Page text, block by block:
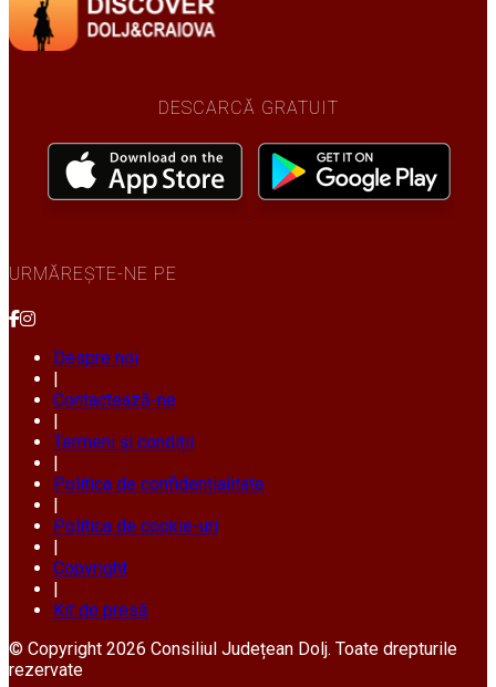
DESCARCĂ GRATUIT
URMĂREȘTE-NE PE
Despre noi
|
Contactează-ne
|
Termeni și condiții
|
Politica de confidențialitate
|
Politica de cookie-uri
|
Copyright
|
Kit de presă
© Copyright 2026 Consiliul Județean Dolj. Toate drepturile
rezervate